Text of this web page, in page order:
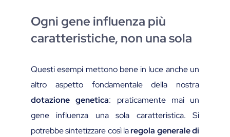
Ogni gene influenza più
caratteristiche, non una sola
Questi esempi mettono bene in luce anche un
altro aspetto fondamentale della nostra
dotazione genetica: praticamente mai un
gene influenza una sola caratteristica. Si
potrebbe sintetizzare così laregola generale di